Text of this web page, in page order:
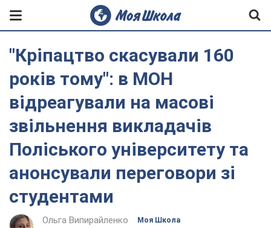
"Кріпацтво скасували 160
років тому": в МОН
відреагували на масові
звільнення викладачів
Поліського університету та
анонсували переговори зі
студентами
Ольга Випирайленко Моя Школа